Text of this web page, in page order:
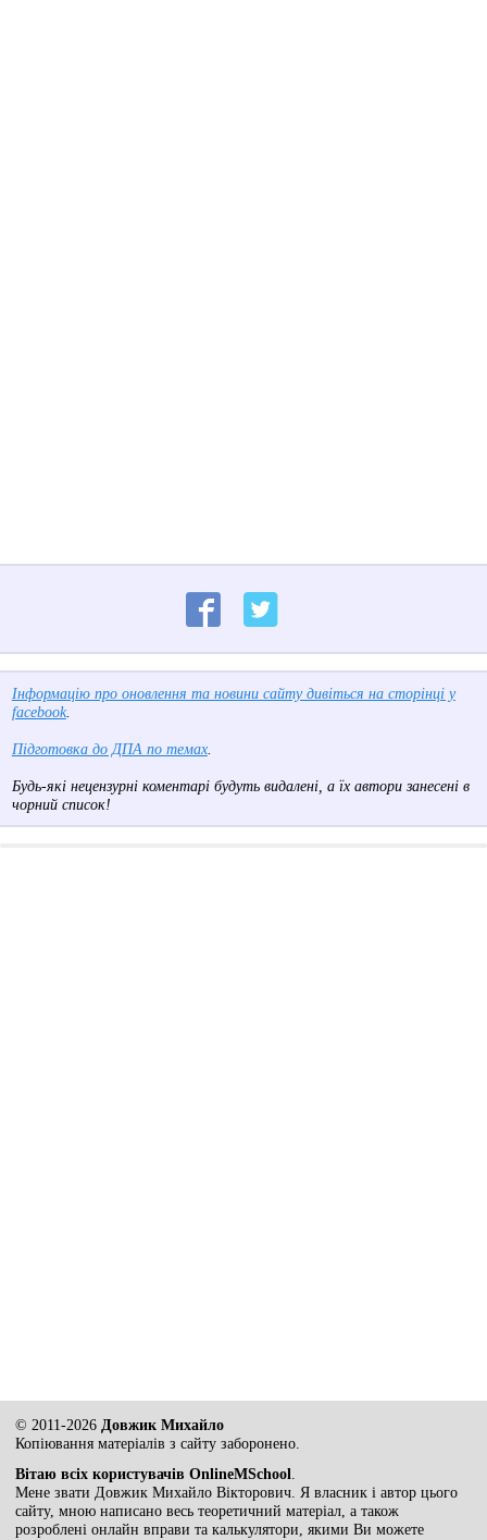
Інформацію про оновлення та новини сайту дивіться на сторінці у
facebook.
Підготовка до ДПА по темах.
Будь-які нецензурні коментарі будуть видалені, а їх автори занесені в
чорний список!
© 2011-2026Довжик Михайло
Копіювання матеріалів з сайту заборонено.
Вітаю всіх користувачів OnlineMSchool
Мене звати Довжик Михайло Вікторович. Я власник і автор цього
сайту, мною написано весь теоретичний матеріал, а також
розроблені онлайн вправи та калькулятори, якими Ви можете